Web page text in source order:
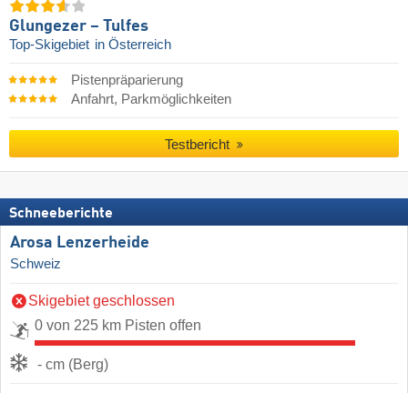
Glungezer – Tulfes
Top-Skigebiet in Österreich
Pistenpräparierung
Anfahrt, Parkmöglichkeiten
Testbericht
Schneeberichte
Arosa Lenzerheide
Schweiz
Skigebiet geschlossen
0 von 225 km Pisten offen
- cm (Berg)